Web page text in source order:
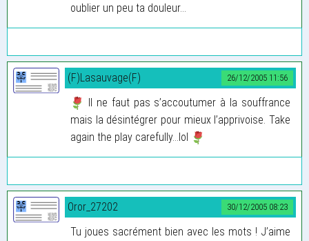
oublier un peu ta douleur...
26/12/2005 11:56
(F)Lasauvage(F)
Il ne faut pas s’accoutumer à la souffrance
mais la désintégrer pour mieux l’apprivoise. Take
again the play carefully…lol
30/12/2005 08:23
Oror_27202
Tu joues sacrément bien avec les mots ! J’aime